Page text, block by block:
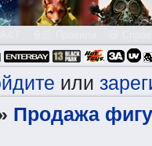
или
Продажа